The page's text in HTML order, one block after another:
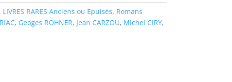
, LIVRES RARES Anciens ou Epuisés, Romans
, Geoges ROHNER, Jean CARZOU, Michel CIRY,